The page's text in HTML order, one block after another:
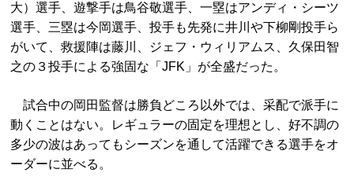
大）選手、遊撃手は鳥谷敬選手、一塁はアンディ・シーツ
選手、三塁は今岡選手、投手も先発に井川や下柳剛投手ら
がいて、救援陣は藤川、ジェフ・ウィリアムス、久保田智
之の３投手による強固な「JFK」が全盛だった。
試合中の岡田監督は勝負どころ以外では、采配で派手に
動くことはない。レギュラーの固定を理想とし、好不調の
多少の波はあってもシーズンを通して活躍できる選手をオ
ーダーに並べる。